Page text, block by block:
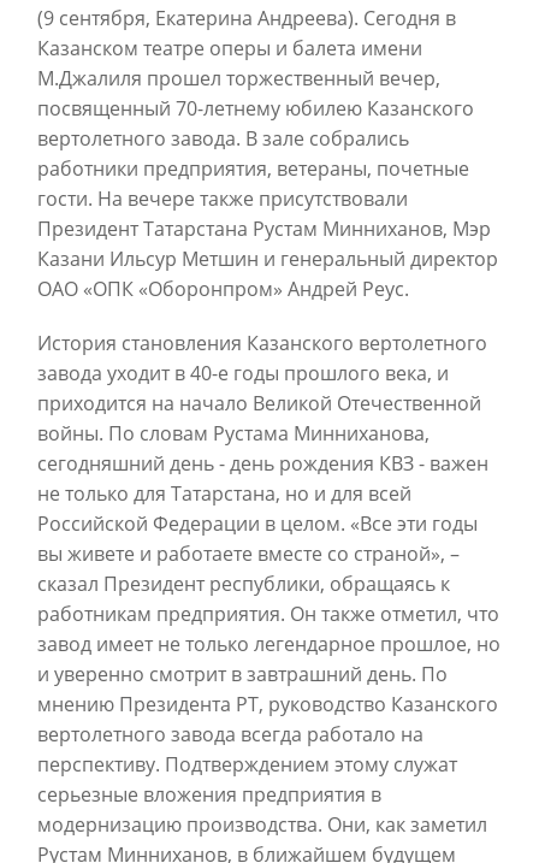
(9 сентября, Екатерина Андреева). Сегодня в
Казанском театре оперы и балета имени
М.Джалиля прошел торжественный вечер,
посвященный 70-летнему юбилею Казанского
вертолетного завода. В зале собрались
работники предприятия, ветераны, почетные
гости. На вечере также присутствовали
Президент Татарстана Рустам Минниханов, Мэр
Казани Ильсур Метшин и генеральный директор
ОАО «ОПК «Оборонпром» Андрей Реус.
История становления Казанского вертолетного
завода уходит в 40-е годы прошлого века, и
приходится на начало Великой Отечественной
войны. По словам Рустама Минниханова,
сегодняшний день - день рождения КВЗ - важен
не только для Татарстана, но и для всей
Российской Федерации в целом. «Все эти годы
вы живете и работаете вместе со страной», –
сказал Президент республики, обращаясь к
работникам предприятия. Он также отметил, что
завод имеет не только легендарное прошлое, но
и уверенно смотрит в завтрашний день. По
мнению Президента РТ, руководство Казанского
вертолетного завода всегда работало на
перспективу. Подтверждением этому служат
серьезные вложения предприятия в
модернизацию производства. Они, как заметил
Рустам Минниханов, в ближайшем будущем